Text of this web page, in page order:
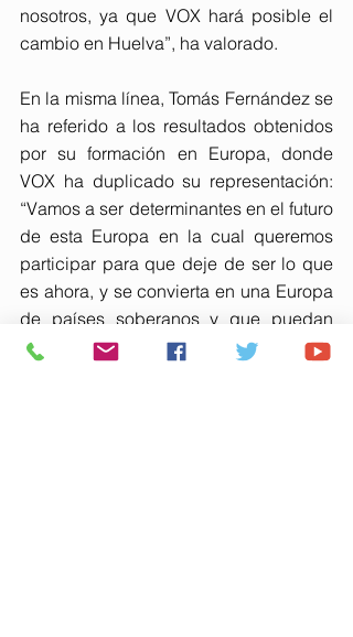
nosotros, ya que VOX hará posible el
cambio en Huelva”, ha valorado.
En la misma línea, Tomás Fernández se
ha referido a los resultados obtenidos
por su formación en Europa, donde
VOX ha duplicado su representación:
“Vamos a ser determinantes en el futuro
de esta Europa en la cual queremos
participar para que deje de ser lo que
es ahora, y se convierta en una Europa
de países soberanos y que puedan
tomar decisiones”.